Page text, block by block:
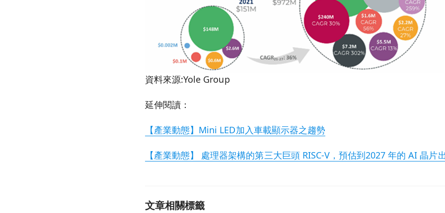
資料來源:Yole Group
延伸閱讀：
【產業動態】Mini LED加入車載顯示器之趨勢
【產業動態】 處理器架構的第三大巨頭 RISC-V，預估到2027 年的 AI 晶片
文章相關標籤